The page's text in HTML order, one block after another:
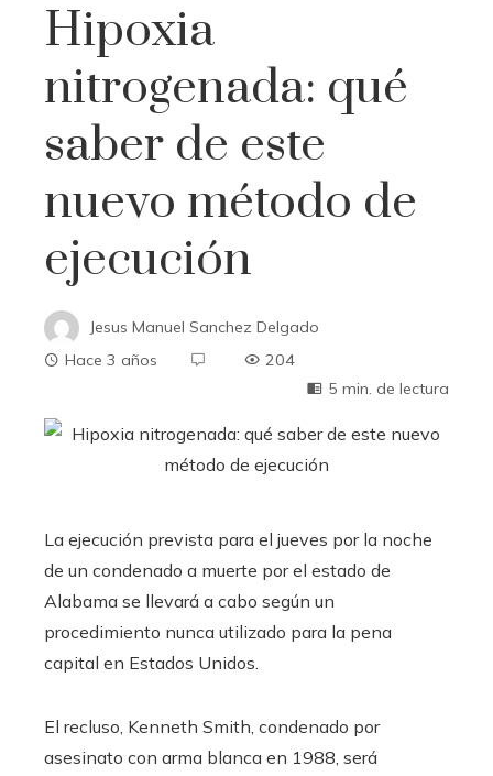
Hipoxia
nitrogenada: qué
saber de este
nuevo método de
ejecución
Jesus Manuel Sanchez Delgado
Hace 3 años
204
5 min. de lectura
La ejecución prevista para el jueves por la noche
de un condenado a muerte por el estado de
Alabama se llevará a cabo según un
procedimiento nunca utilizado para la pena
capital en Estados Unidos.
El recluso, Kenneth Smith, condenado por
asesinato con arma blanca en 1988, será